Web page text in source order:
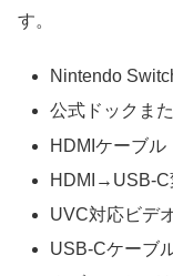
す。
Nintendo
公式ドックま
HDMIケーブル
HDMI→USB-C
UVC対応ビデ
USB-Cケーブ